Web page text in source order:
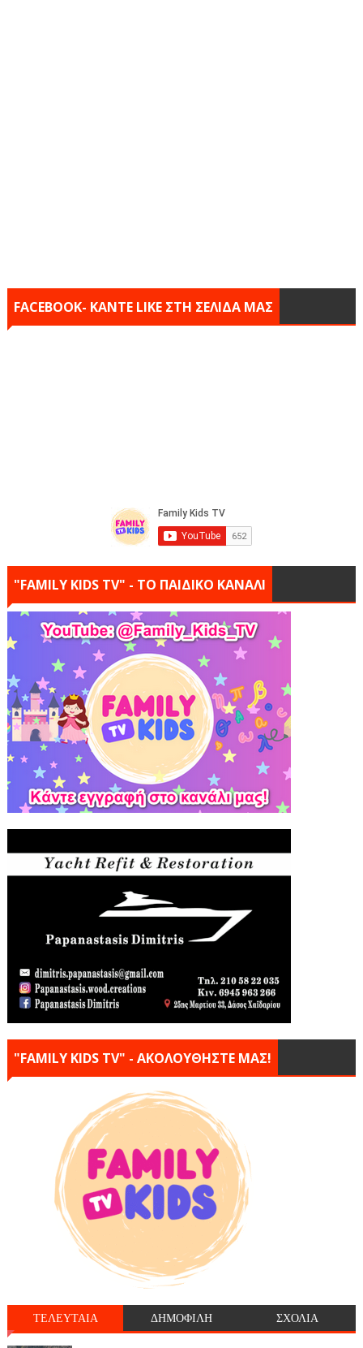
FACEBOOK- KANTE LIKE ΣΤΗ ΣΕΛΙΔΑ ΜΑΣ
"FAMILY KIDS TV" - ΤΟ ΠΑΙΔΙΚΟ ΚΑΝΑΛΙ
"FAMILY KIDS TV" - ΑΚΟΛΟΥΘΗΣΤΕ ΜΑΣ!
ΤΕΛΕΥΤΑΙΑ ΔΗΜΟΦΙΛΗ ΣΧΟΛΙΑ